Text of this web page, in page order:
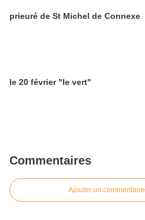
prieuré de St Michel de Connexe
le 20 février "le vert"
Commentaires
Ajouter un commentaire